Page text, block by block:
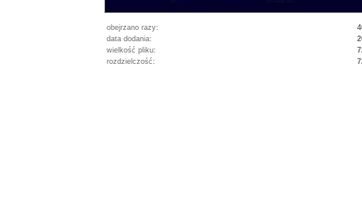
obejrzano razy:
data dodania:
wielkość pliku:
rozdzielczość: